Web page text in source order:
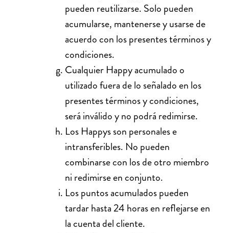
pueden reutilizarse. Solo pueden
acumularse, mantenerse y usarse de
acuerdo con los presentes términos y
condiciones.
Cualquier Happy acumulado o
utilizado fuera de lo señalado en los
presentes términos y condiciones,
será inválido y no podrá redimirse.
Los Happys son personales e
intransferibles. No pueden
combinarse con los de otro miembro
ni redimirse en conjunto.
Los puntos acumulados pueden
tardar hasta 24 horas en reflejarse en
la cuenta del cliente.